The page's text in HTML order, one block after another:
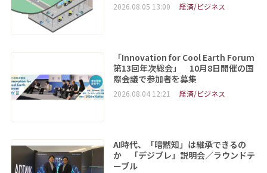
2026.08.05 13:00 経済/ビジネス
「Innovation for Cool Earth Forum
第13回年次総会」 10月8日開催の国
際会議で参加者を募集
2026.08.04 12:21 経済/ビジネス
AI時代、「暗黙知」は継承できるの
か 「デジブレ」説明会／ラウンドテ
ーブル